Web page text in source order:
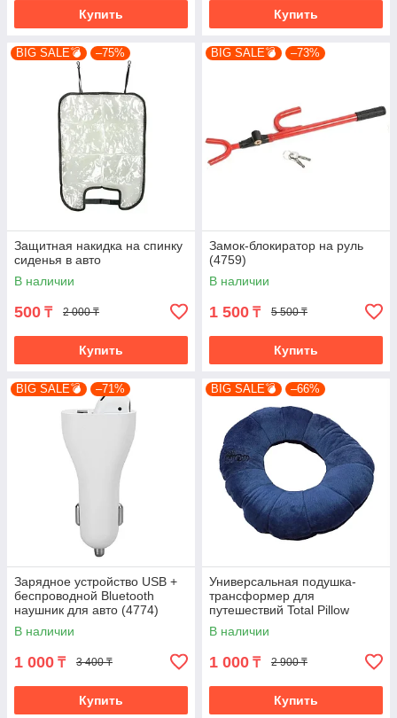
Купить Купить
BIG SALE💣 –75%
Защитная накидка на спинку
сиденья в авто
В наличии
500 ₸ 2 000 ₸
Купить
BIG SALE💣 –73%
Замок-блокиратор на руль
(4759)
В наличии
1 500 ₸ 5 500 ₸
Купить
BIG SALE💣 –71%
Зарядное устройство USB +
беспроводной Bluetooth
наушник для авто (4774)
В наличии
1 000 ₸ 3 400 ₸
Купить
BIG SALE💣 –66%
Универсальная подушка-
трансформер для
путешествий Total Pillow
В наличии
1 000 ₸ 2 900 ₸
Купить